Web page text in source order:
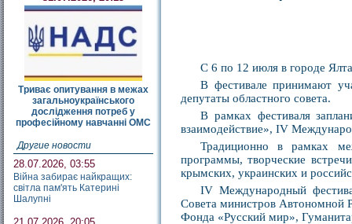
Триває опитування в межах
загальноукраїнського
дослідження потреб у
професійному навчанні ОМС
Другие новости
28.07.2026, 03:55
Війна забирає найкращих:
світла пам'ять Катерині
Шалупні
С 6 по 12 июля в городе
В фестивале принимают
депутаты областного совета.
В рамках фестиваля
взаимодействие», IV
Традиционно в рамках
программы, творческие
крымских, украинских и
IV Международный
Совета министров Автономной
Фонда «Русский мир»,